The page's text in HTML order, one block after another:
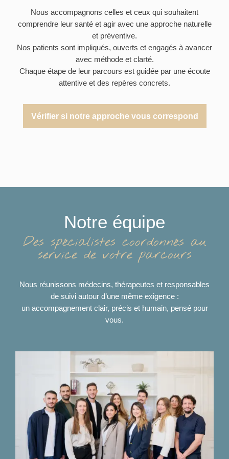
Nous accompagnons celles et ceux qui souhaitent
comprendre leur santé et agir avec une approche naturelle
et préventive.
Nos patients sont impliqués, ouverts et engagés à avancer
avec méthode et clarté.
Chaque étape de leur parcours est guidée par une écoute
attentive et des repères concrets.
Vérifier si notre approche vous correspond
Notre équipe
Des spécialistes coordonnés au
service de votre parcours
Nous réunissons médecins, thérapeutes et responsables
de suivi autour d’une même exigence :
un accompagnement clair, précis et humain, pensé pour
vous.